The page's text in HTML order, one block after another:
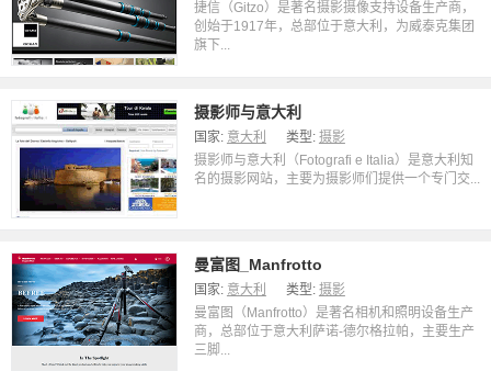
捷信（Gitzo）是著名摄影摄像支持设备生产商，
创始于1917年，总部位于意大利，为威泰克集团
旗下...
摄影师与意大利
国家: 意大利 类型: 摄影
摄影师与意大利（Fotografi e Italia）是意大利知
名的摄影网站，主要为摄影师们提供一个专门交...
曼富图_Manfrotto
国家: 意大利 类型: 摄影
曼富图（Manfrotto）是著名相机和照明设备生产
商，总部位于意大利萨诺-德尔格拉帕，主要生产
三脚...